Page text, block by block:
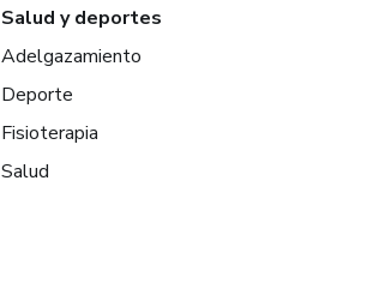
Salud y deportes
Adelgazamiento
Deporte
Fisioterapia
Salud